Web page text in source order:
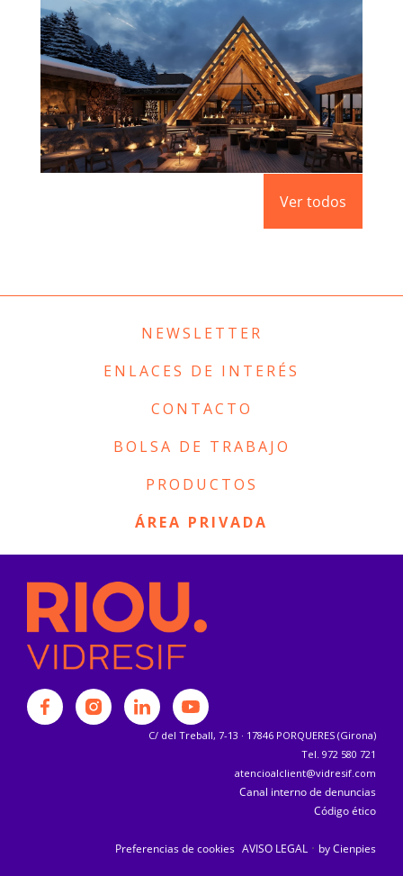
(IBIZA)
Saber más
APRÈS – SKI L’ABARSET
Ver todos
NEWSLETTER
ENLACES DE INTERÉS
CONTACTO
BOLSA DE TRABAJO
PRODUCTOS
ÁREA PRIVADA
C/ del Treball, 7-13 · 17846 PORQUERES (Girona)
Tel. 972 580 721
atencioalclient@vidresif.com
Canal interno de denuncias
Código ético
Preferencias de cookies AVISO LEGAL · by Cienpies